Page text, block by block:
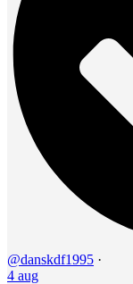
@danskdf1995 ·
4 aug